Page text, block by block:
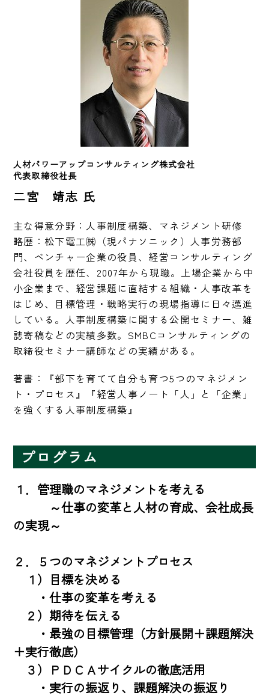
人材パワーアップコンサルティング株式会社
代表取締役社長
二宮 靖志 氏
主な得意分野：人事制度構築、マネジメント研修
略歴：松下電工㈱（現パナソニック）人事労務部
門、ベンチャー企業の役員、経営コンサルティング
会社役員を歴任、2007年から現職。上場企業から中
小企業まで、経営課題に直結する組織・人事改革を
はじめ、目標管理・戦略実行の現場指導に日々邁進
している。人事制度構築に関する公開セミナー、雑
誌寄稿などの実績多数。SMBCコンサルティングの
取締役セミナー講師などの実績がある。
著書：『部下を育てて自分も育つ5つのマネジメン
ト・プロセス』『経営人事ノート「人」と「企業」
を強くする人事制度構築』
プログラム
１．管理職のマネジメントを考える
～仕事の変革と人材の育成、会社成長
の実現～
２．５つのマネジメントプロセス
１）目標を決める
・仕事の変革を考える
２）期待を伝える
・最強の目標管理（方針展開＋課題解決
＋実行徹底）
３）ＰＤＣＡサイクルの徹底活用
・実行の振返り、課題解決の振返り